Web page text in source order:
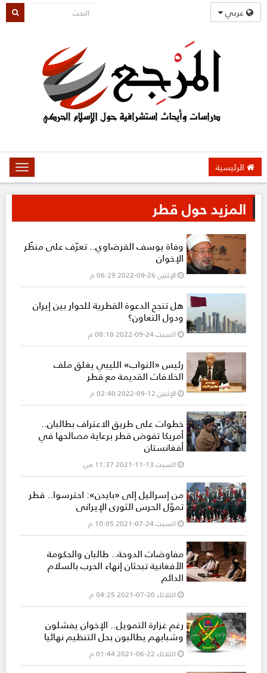
عربي
الرئيسية
المزيد حول قطر
وفاة يوسف القرضاوي.. تعرّف على منظّر
الإخوان
الإثنين 26-09-2022 06:29 م
هل تنجح الدعوة القطرية للحوار بين إيران
ودول التعاون؟
السبت 24-09-2022 08:18 م
رئيس «النواب» الليبي يغلق ملف
الخلافات القديمة مع قطر
الإثنين 12-09-2022 02:40 م
خطوات على طريق الاعتراف بطالبان..
أمريكا تفوض قطر برعاية مصالحها في
أفغانستان
السبت 13-11-2021 11:37 ص
من إسرائيل إلى «بايدن»: احترسوا.. قطر
تموّل الحرس الثوري الإيراني
السبت 24-07-2021 10:05 م
مفاوضات الدوحة.. طالبان والحكومة
الأفغانية تبحثان إنهاء الحرب بالسلام
الدائم
الثلاثاء 20-07-2021 04:25 م
رغم غزارة التمويل.. الإخوان يفشلون
وشبابهم يطالبون بحل التنظيم نهائيا
الثلاثاء 22-06-2021 01:44 م